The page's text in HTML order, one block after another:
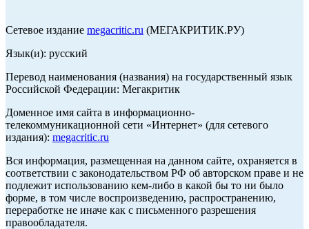
Сетевое издание megacritic.ru (МЕГАКРИТИК.РУ)
Язык(и): русский
Перевод наименования (названия) на государственный язык
Российской Федерации: Мегакритик
Доменное имя сайта в информационно-
телекоммуникационной сети «Интернет» (для сетевого
издания): megacritic.ru
Вся информация, размещенная на данном сайте, охраняется в
соответствии с законодательством РФ об авторском праве и не
подлежит использованию кем-либо в какой бы то ни было
форме, в том числе воспроизведению, распространению,
переработке не иначе как с письменного разрешения
правообладателя.